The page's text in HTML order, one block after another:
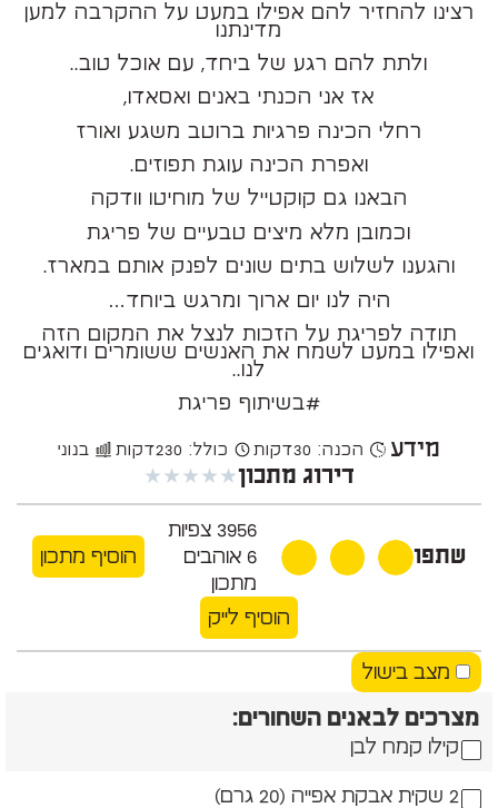
רצינו להחזיר להם אפילו במעט על ההקרבה למען
מדינתנו
ולתת להם רגע של ביחד, עם אוכל טוב..
אז אני הכנתי באנים ואסאדו,
רחלי הכינה פרגיות ברוטב משגע ואורז
ואפרת הכינה עוגת תפוזים.
הבאנו גם קוקטייל של מוחיטו וודקה
וכמובן מלא מיצים טבעיים של פריגת
והגענו לשלוש בתים שונים לפנק אותם במארז.
היה לנו יום ארוך ומרגש ביוחד…
תודה לפריגת על הזכות לנצל את המקום הזה
ואפילו במעט לשמח את האנשים ששומרים ודואגים
לנו..
#בשיתוף פריגת
מידע הכנה: 30 דקות כולל: 230 דקות בנוני
דירוג מתכון★
★
★
★
★
שתפו
3956 צפיות
6 אוהבים
מתכון
הוסיף מתכון
הוסיף לייק
מצב בישול
מצרכים לבאנים השחורים:
קילו קמח לבן
2 שקית אבקת אפייה (20 גרם)